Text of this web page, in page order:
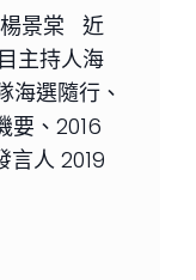
楊景棠 近
主持人海
海選隨行、
要、2016
言人 2019